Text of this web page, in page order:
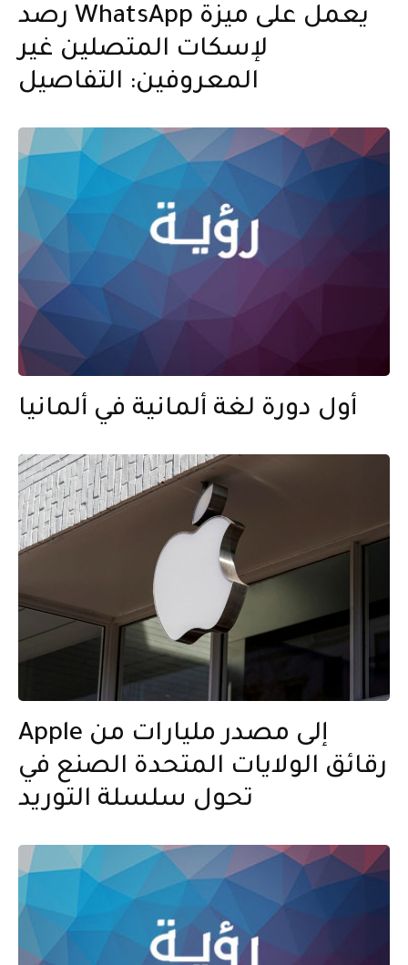
رصد WhatsApp يعمل على ميزة
لإسكات المتصلين غير
المعروفين: التفاصيل
أول دورة لغة ألمانية في ألمانيا
Apple إلى مصدر مليارات من
رقائق الولايات المتحدة الصنع في
تحول سلسلة التوريد